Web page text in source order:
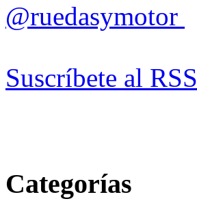
@ruedasymotor
Suscríbete al RSS
Categorías